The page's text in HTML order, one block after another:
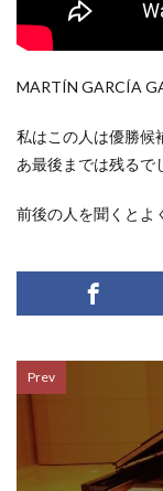
MARTÍN GARCÍA
私はこの人は優勝候
あ最後までは残るで
前後の人を聞くとよ
Prev